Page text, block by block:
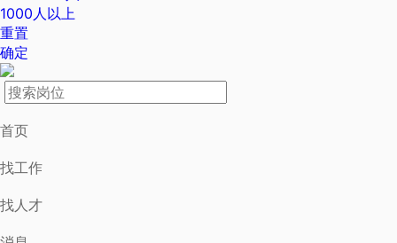
1000人以上
重置
确定
首页
找工作
找人才